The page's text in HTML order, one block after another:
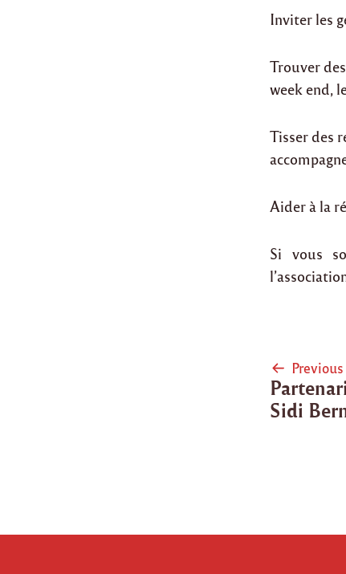
Inviter les
Trouver
week end,
Tisser des
Aider à la
Si vous
Post
Sidi